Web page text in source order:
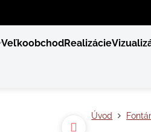
VeľkoobchodRealizácie
Úvod